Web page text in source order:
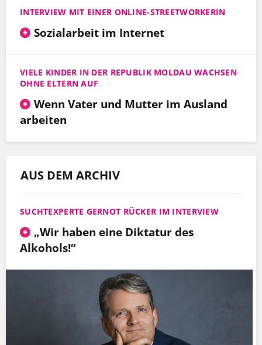
INTERVIEW MIT EINER ONLINE-STREETWORKERIN
Sozialarbeit im Internet
VIELE KINDER IN DER REPUBLIK MOLDAU WACHSEN
OHNE ELTERN AUF
Wenn Vater und Mutter im Ausland
arbeiten
AUS DEM ARCHIV
SUCHTEXPERTE GERNOT RÜCKER IM INTERVIEW
„Wir haben eine Diktatur des
Alkohols!“